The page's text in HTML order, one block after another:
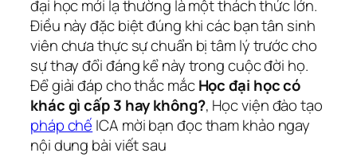
đại học mới lạ thường là một thách thức lớn.
Điều này đặc biệt đúng khi các bạn tân sinh
viên chưa thực sự chuẩn bị tâm lý trước cho
sự thay đổi đáng kể này trong cuộc đời họ.
Để giải đáp cho thắc mắcHọc đại học có
khác gì cấp 3 hay không?, Học viện đào tạo
pháp chế ICA mời bạn đọc tham khảo ngay
nội dung bài viết sau